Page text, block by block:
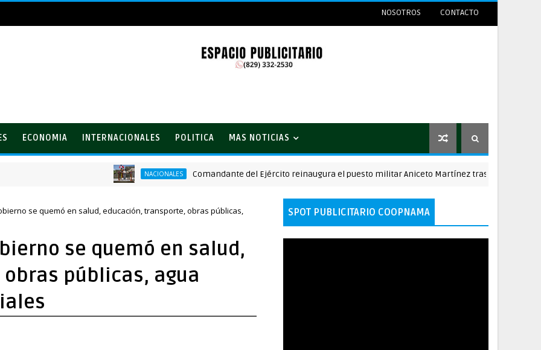
NOSOTROS CONTACTO
ECONOMIA INTERNACIONALES POLITICA MAS NOTICIAS
NACIONALES Comandante del Ejército reinaugura el puesto militar Aniceto Martínez tras su remodelación en
se quemó en salud, educación, transporte, obras públicas,
se quemó en salud,
públicas, agua
SPOT PUBLICITARIO COOPNAMA